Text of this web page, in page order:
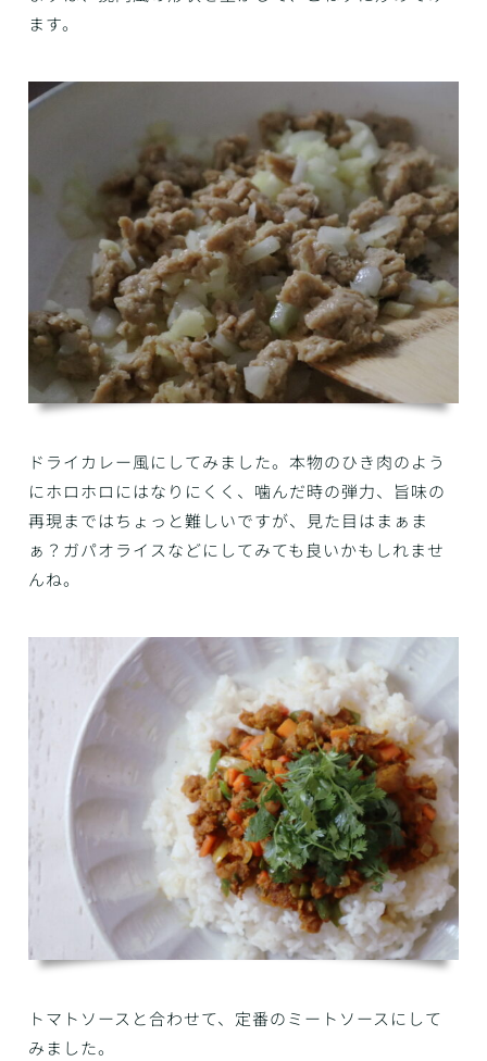
ます。
ドライカレー風にしてみました。本物のひき肉のよう
にホロホロにはなりにくく、噛んだ時の弾力、旨味の
再現まではちょっと難しいですが、見た目はまぁま
ぁ？ガパオライスなどにしてみても良いかもしれませ
んね。
トマトソースと合わせて、定番のミートソースにして
みました。